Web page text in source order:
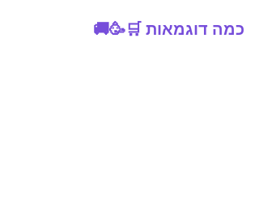
כמה דוגמאות 🛒🥳🚚